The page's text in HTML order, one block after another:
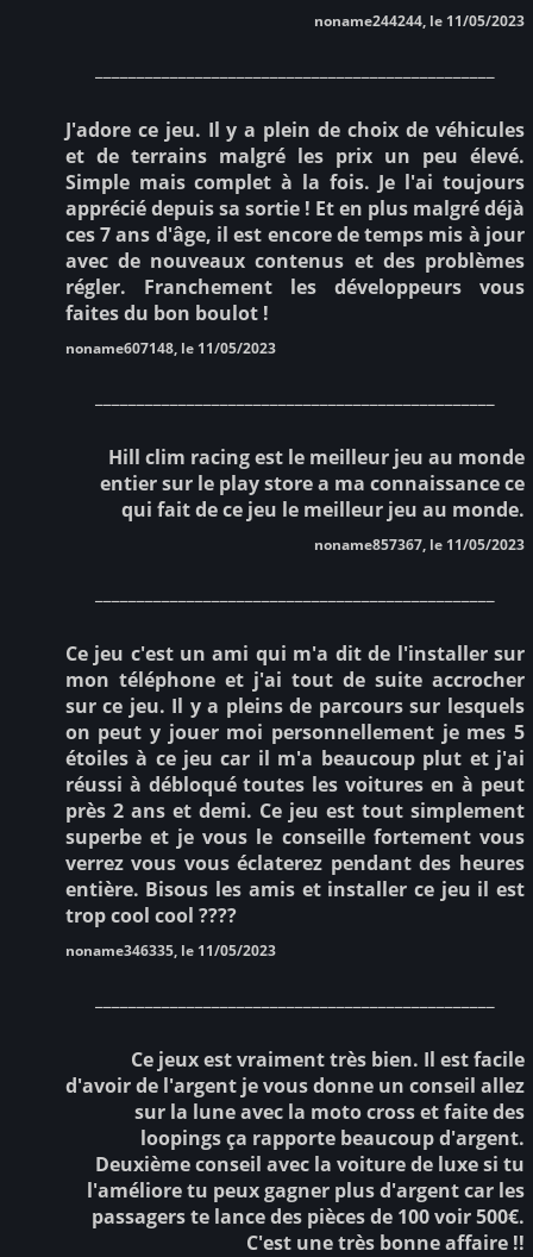
noname244244, le 11/05/2023
J'adore ce jeu. Il y a plein de choix de véhicules
et de terrains malgré les prix un peu élevé.
Simple mais complet à la fois. Je l'ai toujours
apprécié depuis sa sortie ! Et en plus malgré déjà
ces 7 ans d'âge, il est encore de temps mis à jour
avec de nouveaux contenus et des problèmes
régler. Franchement les développeurs vous
faites du bon boulot !
noname607148, le 11/05/2023
Hill clim racing est le meilleur jeu au monde
entier sur le play store a ma connaissance ce
qui fait de ce jeu le meilleur jeu au monde.
noname857367, le 11/05/2023
Ce jeu c'est un ami qui m'a dit de l'installer sur
mon téléphone et j'ai tout de suite accrocher
sur ce jeu. Il y a pleins de parcours sur lesquels
on peut y jouer moi personnellement je mes 5
étoiles à ce jeu car il m'a beaucoup plut et j'ai
réussi à débloqué toutes les voitures en à peut
près 2 ans et demi. Ce jeu est tout simplement
superbe et je vous le conseille fortement vous
verrez vous vous éclaterez pendant des heures
entière. Bisous les amis et installer ce jeu il est
trop cool cool ????
noname346335, le 11/05/2023
Ce jeux est vraiment très bien. Il est facile
d'avoir de l'argent je vous donne un conseil allez
sur la lune avec la moto cross et faite des
loopings ça rapporte beaucoup d'argent.
Deuxième conseil avec la voiture de luxe si tu
l'améliore tu peux gagner plus d'argent car les
passagers te lance des pièces de 100 voir 500€.
C'est une très bonne affaire !!